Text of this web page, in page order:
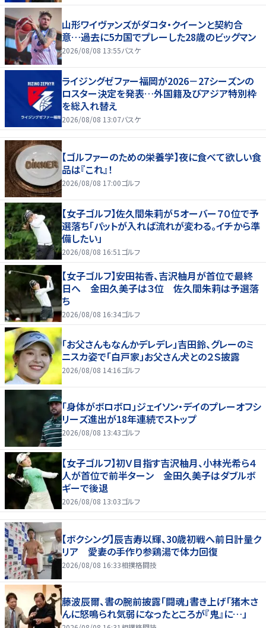
山形ワイヴァンズがダコタ・クイーンと契約合
意…過去に5カ国でプレーした28歳のビッグマン
2026/08/08 13:55バスケ
ライジングゼファー福岡が2026－27シーズンの
ロスター決定を発表…外国籍及びアジア特別枠
を総入れ替え
2026/08/08 13:07バスケ
【ゴルファーのための栄養学】夜に食べて欲しい食
品は『これ』！
2026/08/08 17:00ゴルフ
【女子ゴルフ】佐久間朱莉が５オーバー７０位で予
選落ち「パットが入れば流れが変わる。イチから準
備したい」
2026/08/08 16:51 ゴルフ
【女子ゴルフ】安田祐香、吉沢柚月が首位で最終
日へ 金田久美子は３位 佐久間朱莉は予選落
ち
2026/08/08 16:34ゴルフ
「お父さんもなんかデレデレ」吉田鈴、グレーのミ
ニスカ姿で「白戸家」お父さん犬との２Ｓ披露
2026/08/08 14:16ゴルフ
「身体がボロボロ」ジェイソン・デイのプレーオフシ
リーズ進出が18年連続でストップ
2026/08/08 13:43ゴルフ
【女子ゴルフ】初Ｖ目指す吉沢柚月、小林光希ら４
人が首位で前半ターン 金田久美子はダブルボ
ギーで後退
2026/08/08 13:03ゴルフ
【ボクシング】辰吉寿以輝、30歳初戦へ前日計量ク
リア 愛妻の手作り参鶏湯で体力回復
2026/08/08 16:33相撲格闘技
藤波辰爾、書の腕前披露「闘魂」書き上げ「猪木さ
んに怒鳴られ気弱になったところが『鬼』に…」